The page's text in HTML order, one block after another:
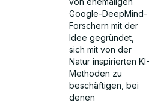
Google-DeepMind-
Forschern mit der
Idee gegründet,
sich mit von der
Natur inspirierten KI-
Methoden zu
beschäftigen, bei
denen